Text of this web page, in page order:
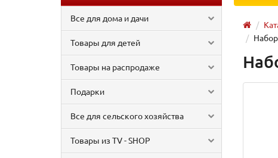
Все для дома и дачи
Товары для детей
Товары на распродаже
Подарки
Все для сельского хозяйства
Товары из TV - SHOP